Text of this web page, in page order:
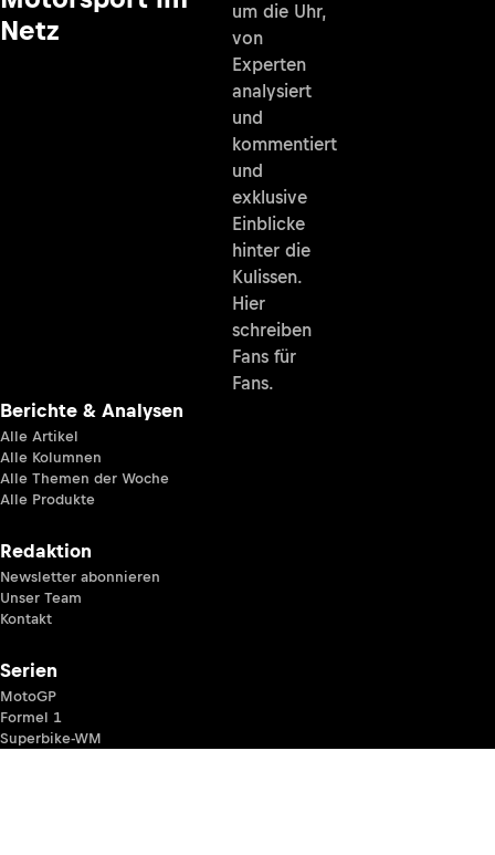
Netz
um die Uhr,
von
Experten
analysiert
und
kommentiert
und
exklusive
Einblicke
hinter die
Kulissen.
Hier
schreiben
Fans für
Fans.
Berichte & Analysen
Alle Artikel
Alle Kolumnen
Alle Themen der Woche
Alle Produkte
Redaktion
Newsletter abonnieren
Unser Team
Kontakt
Serien
MotoGP
Formel 1
Superbike-WM